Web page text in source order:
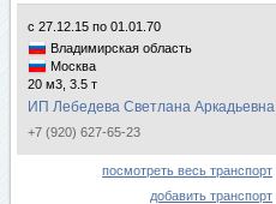
с 27.12.15 по 01.01.70
Владимирская область
Москва
20 м3, 3.5 т
ИП Лебедева Светлана Аркадьевна
+7 (920) 627-65-23
посмотреть весь транспорт
добавить транспорт